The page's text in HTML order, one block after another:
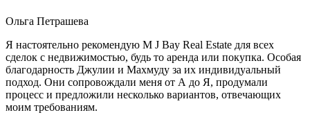
Ольга Петрашева
Я настоятельно рекомендую M J Bay Real Estate для всех
сделок с недвижимостью, будь то аренда или покупка. Особая
благодарность Джулии и Махмуду за их индивидуальный
подход. Они сопровождали меня от А до Я, продумали
процесс и предложили несколько вариантов, отвечающих
моим требованиям.